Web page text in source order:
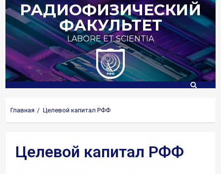
РАДИОФИЗИЧЕСКИЙ
ФАКУЛЬТЕТ
LABORE ET SCIENTIA
Главная Целевой капитал РФФ
Целевой капитал РФФ